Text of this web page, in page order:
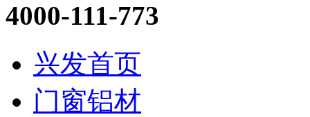
4000-111-773
兴发首页
门窗铝材